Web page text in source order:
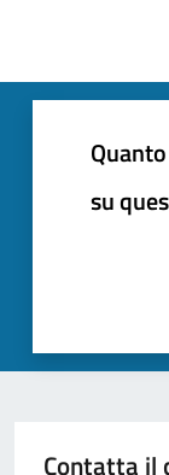
su
Contatta il